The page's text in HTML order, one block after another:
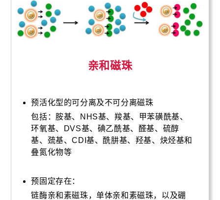
亲和磁珠
预活化型的可分离及不可分离磁珠
包括：胺基、NHS基、羧基、甲苯磺酰基、
环氧基、DVS基、碘乙酰基、醛基、硫醇
基、巯基、CDI基、酰肼基、羟基、炔烃基和
叠氮化物等
预固定存在：
链酶亲和素磁珠，单体亲和素磁珠，以及硼